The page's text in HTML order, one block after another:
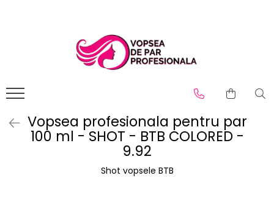
SHOT
Vopsea profesionala pentru par
100 ml - SHOT - BTB COLORED -
9.92
Shot vopsele BTB